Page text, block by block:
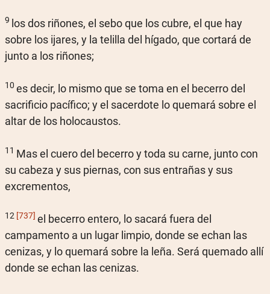
9 los dos riñones, el sebo que los cubre, el que hay
sobre los ijares, y la telilla del hígado, que cortará de
junto a los riñones;
10 es decir, lo mismo que se toma en el becerro del
sacrificio pacífico; y el sacerdote lo quemará sobre el
altar de los holocaustos.
11 Mas el cuero del becerro y toda su carne, junto con
su cabeza y sus piernas, con sus entrañas y sus
excrementos,
12 [737] el becerro entero, lo sacará fuera del
campamento a un lugar limpio, donde se echan las
cenizas, y lo quemará sobre la leña. Será quemado allí
donde se echan las cenizas.